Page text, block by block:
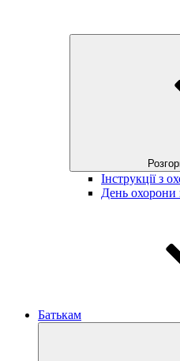
Інструкції з
День охорони
Батькам